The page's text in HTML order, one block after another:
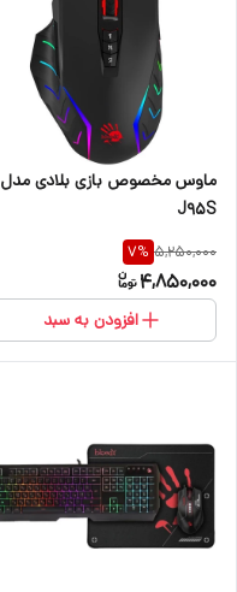
ماوس مخصوص بازی بلادی مدل
J95S
5,250,000
7%
4,850,000
افزودن به سبد